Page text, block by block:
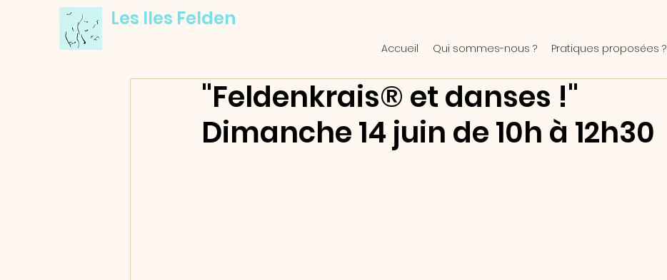
Les Iles Felden
Accueil Qui sommes-nous ? Pratiques proposées ?
"Feldenkrais® et danses !"
Dimanche 14 juin de 10h à 12h30